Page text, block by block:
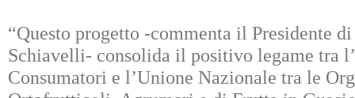
“Questo progetto -commenta il Presidente
Schiavelli- consolida il positivo legame tra
Consumatori e l’Unione Nazionale tra le